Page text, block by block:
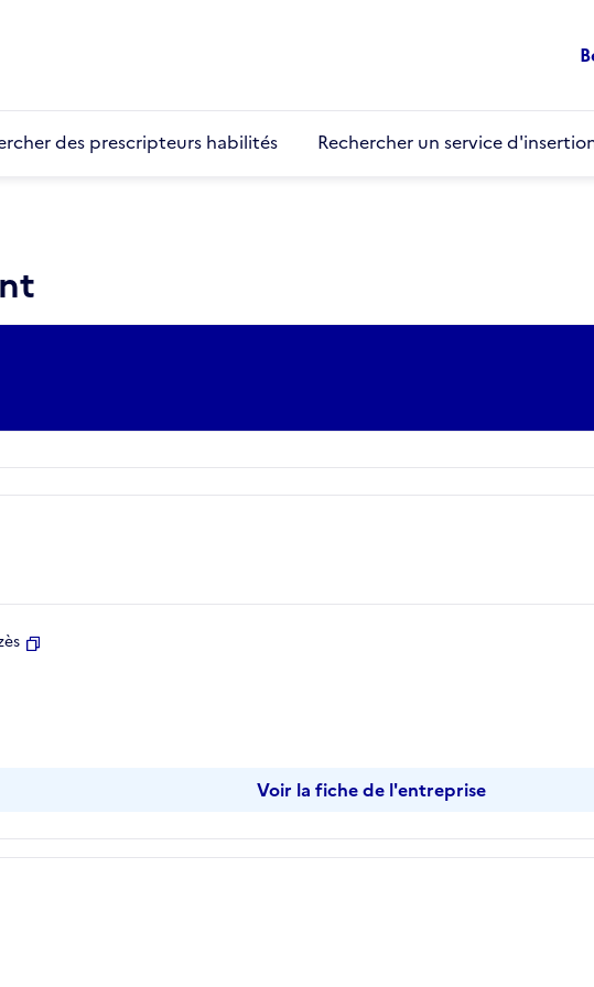
des prescripteurs habilités Rechercher un service
Voir la fiche de l'entreprise